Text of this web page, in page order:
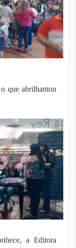
que abrilhantou
a Editora